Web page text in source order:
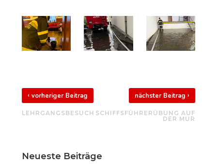
‹ vorheriger Beitrag
LEHRGANGSBESUCH
nächster Beitrag›
SCHIFFSFÜHRERÜBUNG AUF
DER MUR
Neueste Beiträge